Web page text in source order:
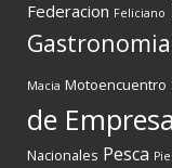
Federacion Feliciano
Gastronomia
Macia Motoencuentro
de
Nacionales Pesca